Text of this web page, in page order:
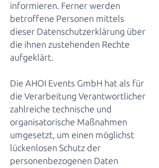
informieren. Ferner werden
betroffene Personen mittels
dieser Datenschutzerklärung über
die ihnen zustehenden Rechte
aufgeklärt.
Die AHOI Events GmbH hat als für
die Verarbeitung Verantwortlicher
zahlreiche technische und
organisatorische Maßnahmen
umgesetzt, um einen möglichst
lückenlosen Schutz der
personenbezogenen Daten